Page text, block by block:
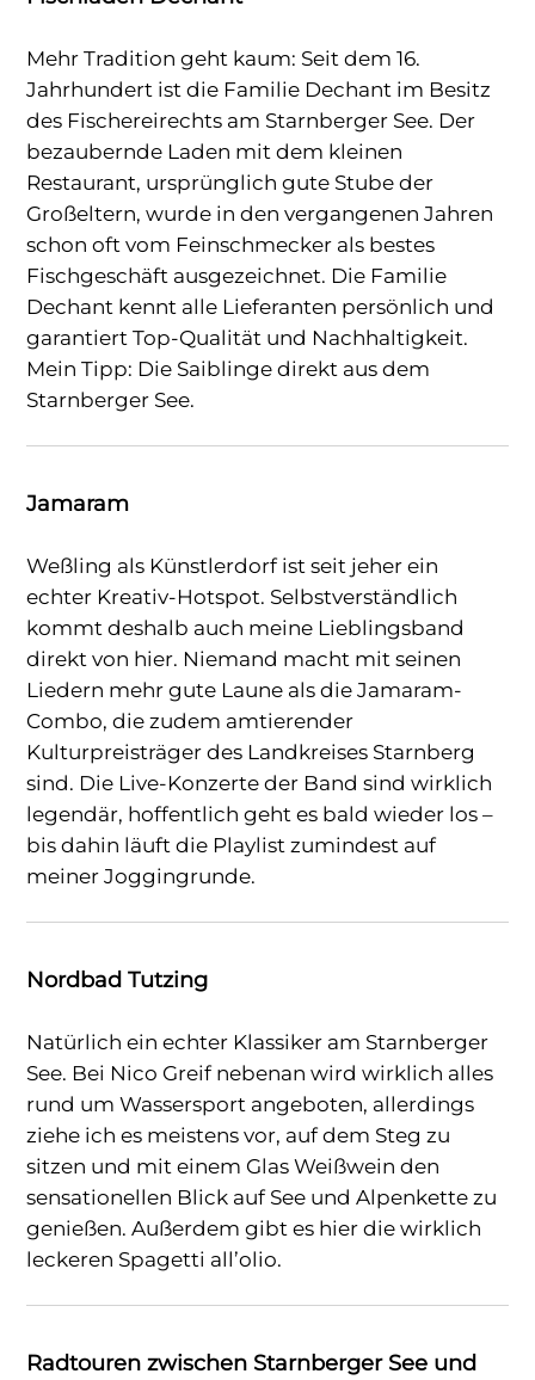
Mehr Tradition geht kaum: Seit dem 16.
Jahrhundert ist die Familie Dechant im Besitz
des Fischereirechts am Starnberger See. Der
bezaubernde Laden mit dem kleinen
Restaurant, ursprünglich gute Stube der
Großeltern, wurde in den vergangenen Jahren
schon oft vom Feinschmecker als bestes
Fischgeschäft ausgezeichnet. Die Familie
Dechant kennt alle Lieferanten persönlich und
garantiert Top-Qualität und Nachhaltigkeit.
Mein Tipp: Die Saiblinge direkt aus dem
Starnberger See.
Jamaram
Weßling als Künstlerdorf ist seit jeher ein
echter Kreativ-Hotspot. Selbstverständlich
kommt deshalb auch meine Lieblingsband
direkt von hier. Niemand macht mit seinen
Liedern mehr gute Laune als die Jamaram-
Combo, die zudem amtierender
Kulturpreisträger des Landkreises Starnberg
sind. Die Live-Konzerte der Band sind wirklich
legendär, hoffentlich geht es bald wieder los –
bis dahin läuft die Playlist zumindest auf
meiner Joggingrunde.
Nordbad Tutzing
Natürlich ein echter Klassiker am Starnberger
See. Bei Nico Greif nebenan wird wirklich alles
rund um Wassersport angeboten, allerdings
ziehe ich es meistens vor, auf dem Steg zu
sitzen und mit einem Glas Weißwein den
sensationellen Blick auf See und Alpenkette zu
genießen. Außerdem gibt es hier die wirklich
leckeren Spagetti all’olio.
Radtouren zwischen Starnberger See und